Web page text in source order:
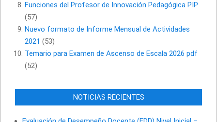
Funciones del Profesor de Innovación Pedagógica PIP
(57)
Nuevo formato de Informe Mensual de Actividades
2021 (53)
Temario para Examen de Ascenso de Escala 2026 pdf
(52)
NOTICIAS RECIENTES